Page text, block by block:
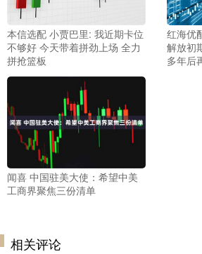
本信选配 小贾巴里: 我近期卡位
不够好 今天带着拼劲上场 全力
拼抢篮板
红海优
解放初
多年后
闻喜 中国驻美大使：希望中美
工商界聚焦三份清单
相关评论